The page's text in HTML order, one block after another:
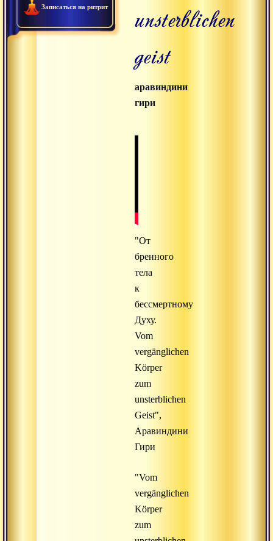
Записаться на ритрит
unsterblichen
geist
аравиндини
гири
"От
бренного
тела
к
бессмертному
Духу.
Vom
vergänglichen
Körper
zum
unsterblichen
Geist",
Аравиндини
Гири
"Vom
vergänglichen
Körper
zum